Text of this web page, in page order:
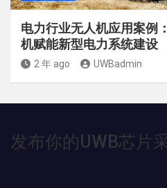
电力行业无人机应用案例
机赋能新型电力系统建设
2 年 ago UWBadmin
发布你的UWB芯片